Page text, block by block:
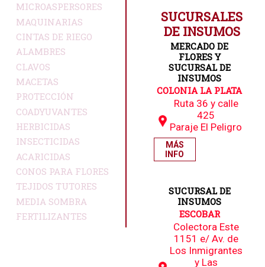
MICROASPERSORES
MAQUINARIAS
CINTAS DE RIEGO
ALAMBRES
CLAVOS
MACETAS
PROTECCIÓN
COADYUVANTES
HERBICIDAS
INSECTICIDAS
ACARICIDAS
CONOS PARA FLORES
TEJIDOS TUTORES
MEDIA SOMBRA
FERTILIZANTES
SUCURSALES
DE INSUMOS
MERCADO DE
FLORES Y
SUCURSAL DE
INSUMOS
COLONIA LA PLATA
Ruta 36 y calle
425
Paraje El Peligro
MÁS
INFO
SUCURSAL DE
INSUMOS
ESCOBAR
Colectora Este
1151 e/ Av. de
Los Inmigrantes
y Las